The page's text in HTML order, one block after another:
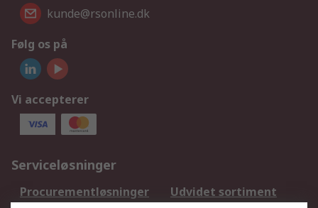
kunde@rsonline.dk
Følg os på
Vi accepterer
Serviceløsninger
Procurementløsninger
Udvidet sortiment